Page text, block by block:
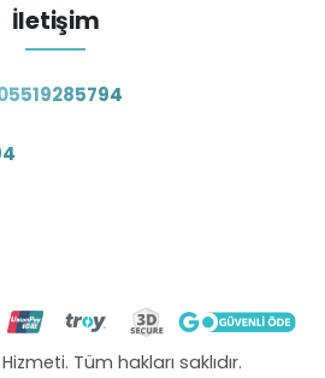
İletişim
Tüm hakları saklıdır.